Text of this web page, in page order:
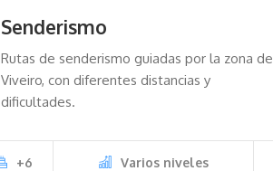
Senderismo
Rutas de senderismo guiadas por la zona de
Viveiro, con diferentes distancias y
dificultades.
+6 Varios niveles